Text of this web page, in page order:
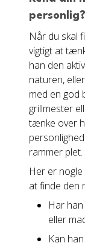
personlig?
Når du skal
vigtigt at
han den
naturen,
med en god
grillmester
tænke over
rammer plet.
Her er
at finde den
Har
eller
Kan